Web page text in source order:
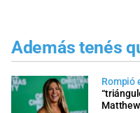
Además tenés
Rompió